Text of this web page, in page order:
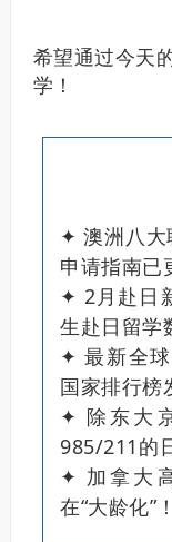
希望通过今天
学！
✦ 澳洲八大
申请指南已
✦ 2月赴日
生赴日留学
✦ 最新全
国家排行榜
✦ 除东大
985/211的
✦ 加拿大
在“大龄化”！